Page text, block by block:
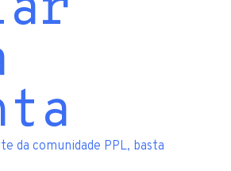
da comunidade PPL, basta